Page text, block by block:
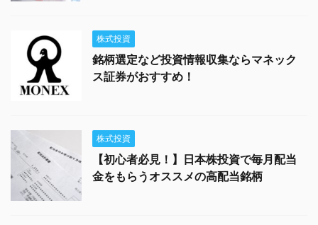
株式投資
銘柄選定など投資情報収集ならマネック
ス証券がおすすめ！
株式投資
【初心者必見！】日本株投資で毎月配当
金をもらうオススメの高配当銘柄